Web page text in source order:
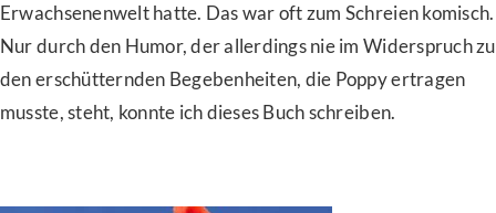
Erwachsenenwelt hatte. Das war oft zum Schreien komisch.
Nur durch den Humor, der allerdings nie im Widerspruch zu
den erschütternden Begebenheiten, die Poppy ertragen
musste, steht, konnte ich dieses Buch schreiben.